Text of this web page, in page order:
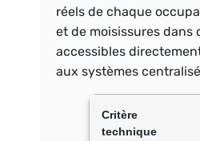
réels de chaque
et de moisissures dans
accessibles
aux systèmes
Critère
technique